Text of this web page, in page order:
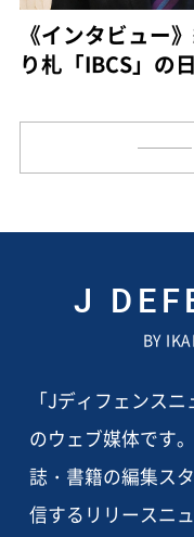
《インタビュー
り札「IBCS」の
J
BY
「Jディフェンス
のウェブ媒体です
誌・書籍の編集ス
信するリリースニ